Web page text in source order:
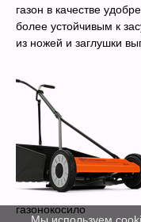
газон в качестве
более устойчивым к
из ножей и заглушки
газонокосило